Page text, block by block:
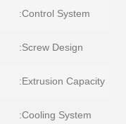
Control System:
Screw Design:
Extrusion Capacity:
Cooling System: